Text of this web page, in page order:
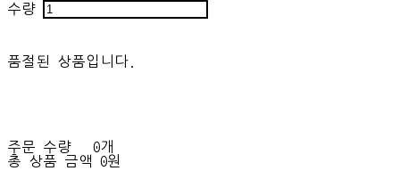
수량
품절된 상품입니다.
주문 수량
0개
총 상품 금액
0원